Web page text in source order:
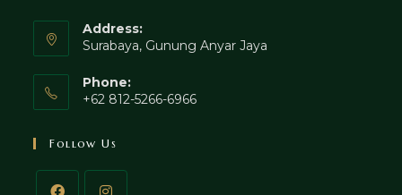
Address:
Surabaya, Gunung Anyar Jaya
Phone:
+62 812-5266-6966
Follow Us